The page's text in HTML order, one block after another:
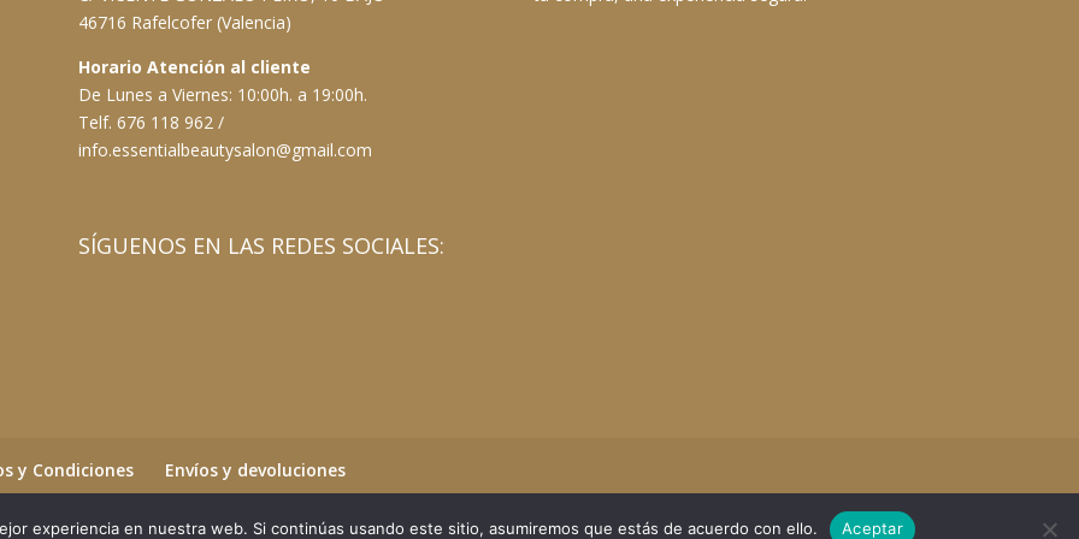
46716 Rafelcofer (Valencia)
Horario Atención al cliente
De Lunes a Viernes: 10:00h. a 19:00h.
Telf. 676 118 962 /
info.essentialbeautysalon@gmail.com
SÍGUENOS EN LAS REDES SOCIALES:
y Condiciones Envíos y devoluciones
experiencia en nuestra web. Si continúas usando este sitio, asumiremos que estás de acuerdo con ello. Aceptar